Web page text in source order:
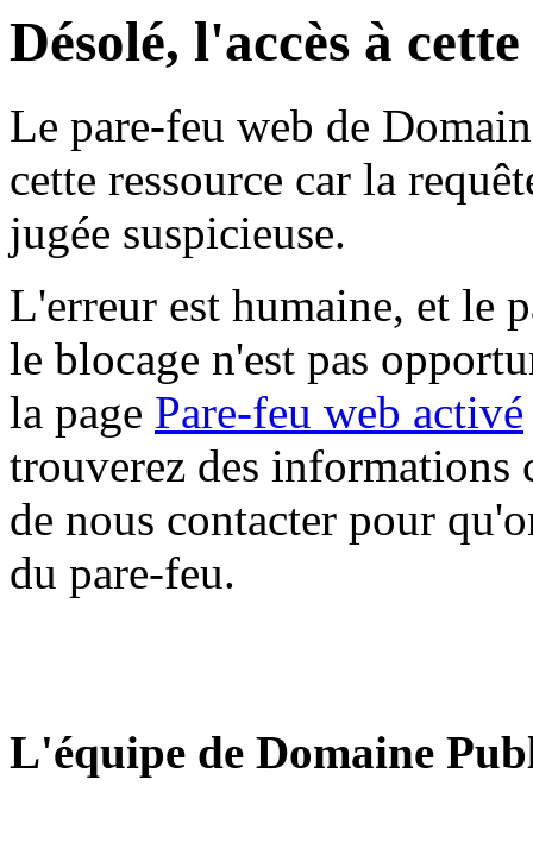
Désolé, l'accès à
Le pare-feu web de
cette ressource car la
jugée suspicieuse.
L'erreur est humaine, et le
le blocage n'est pas
la page Pare-feu web activé
trouverez des informations
de nous contacter pour
du pare-feu.
L'équipe de Domaine